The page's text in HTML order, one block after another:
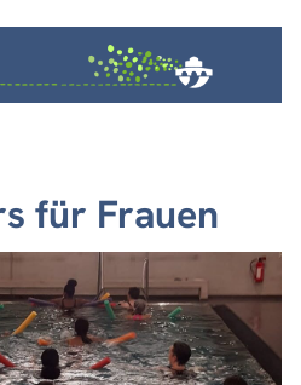
für Frauen